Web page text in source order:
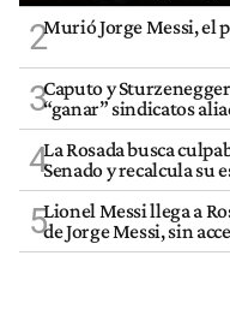
2Murió Jorge Messi, el
3Caputo y
“ganar” sindicatos
4La Rosada busca
Senado y recalcula su
5Lionel Messi llega a
de Jorge Messi, sin